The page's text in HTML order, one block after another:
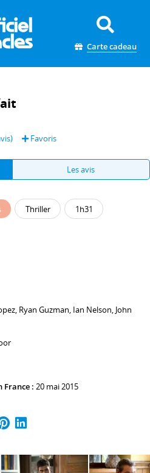
Carte cadeau
Favoris
Les avis
Thriller 1h31
, Ryan Guzman, Ian Nelson, John
France : 20 mai 2015